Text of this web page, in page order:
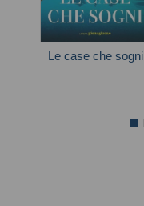
Le case che sogni